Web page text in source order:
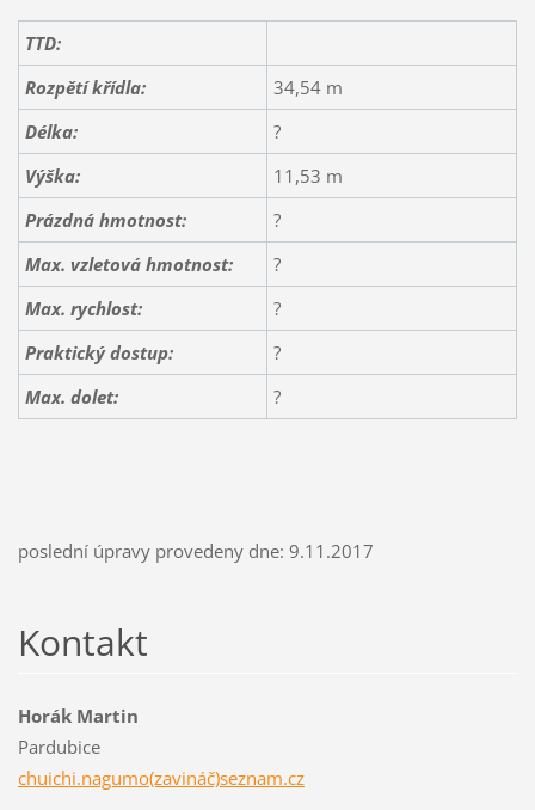
TTD:
Rozpětí křídla:
34,54 m
Délka:
?
Výška:
11,53 m
Prázdná hmotnost:
?
Max. vzletová hmotnost:
?
Max. rychlost:
?
Praktický dostup:
?
Max. dolet: ?
poslední úpravy provedeny dne: 9.11.2017
Kontakt
Horák Martin
Pardubice
chuichi.nagumo(zavináč)seznam.cz